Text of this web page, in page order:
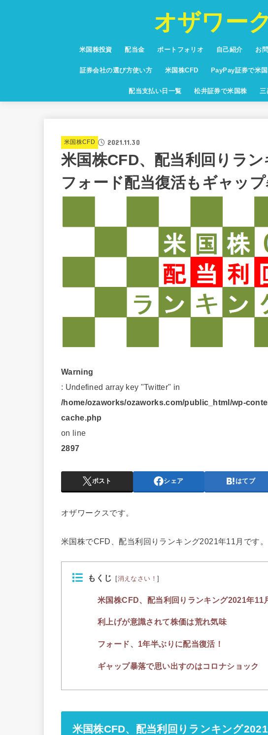
オザワー
米国株投資
投資信託
少額投資
NISA・つみたてNISA
お得な情報・キャンペーン
保有銘柄紹介
通貨・為替・FX
配当金
米国高配当株ランキング
ポートフォリオ 自己紹介 お
証券会社の選び方使い方 米国株CFD
米国株CFD配当利回りランキング
PayPay証券で米
PayPay証券配当利
配当支払い日一覧 松井証券で米国株 三
米国株CFD 2021.11.30
米国株CFD、配当利回りラ
フォード配当復活もギャッ
Warning
: Undefined array key "Twitter" in
/home/ozaworks/ozaworks.com/public_html/wp-
cache.php
on line
2897
ポスト シェア はてブ
オザワークスです。
米国株でCFD、配当利回りランキング2021年11月です。
もくじ 消えなさい！
米国株CFD、配当利回りランキング2021年11
利上げが意識されて株価は荒れ気味
フォード、1年半ぶりに配当復活！
ギャップ暴落で思い出すのはコロナショック
米国株CFD、配当利回りランキング2021